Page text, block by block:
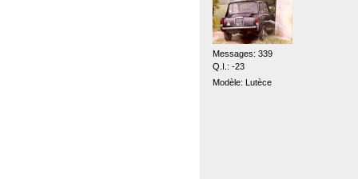
Messages: 339
Q.I.: -23
Modèle: Lutèce